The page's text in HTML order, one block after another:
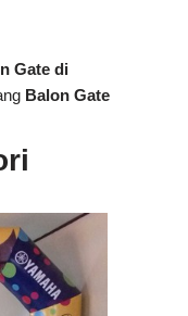
Gate di
Balon Gate